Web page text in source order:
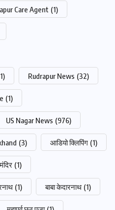
Care Agent (1)
Rudrapur News (32)
(1)
US Nagar News (976)
(3) आडियो क्लिपिंग (1)
(1)
(1) बाबा केदारनाथ (1)